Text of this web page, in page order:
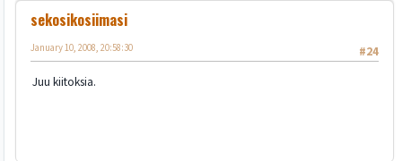
sekosikosiimasi
#24
January 10, 2008, 20:58:30
Juu kiitoksia.